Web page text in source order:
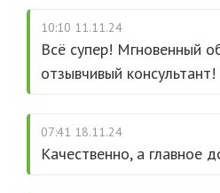
10:10 11.11.24
Всё супер! Мгновенный
отзывчивый
07:41 18.11.24
Качественно, а главное